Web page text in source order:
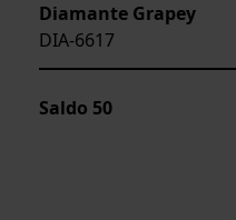
Diamante Grapey
DIA-6617
Saldo 50